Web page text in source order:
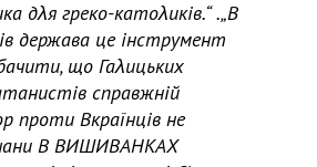
дλя греко-катоλиків.“ .„В
держава це інструмент
що Гаλицьких
справжній
проти Вкраїнців не
В ВИШИВАНКАХ